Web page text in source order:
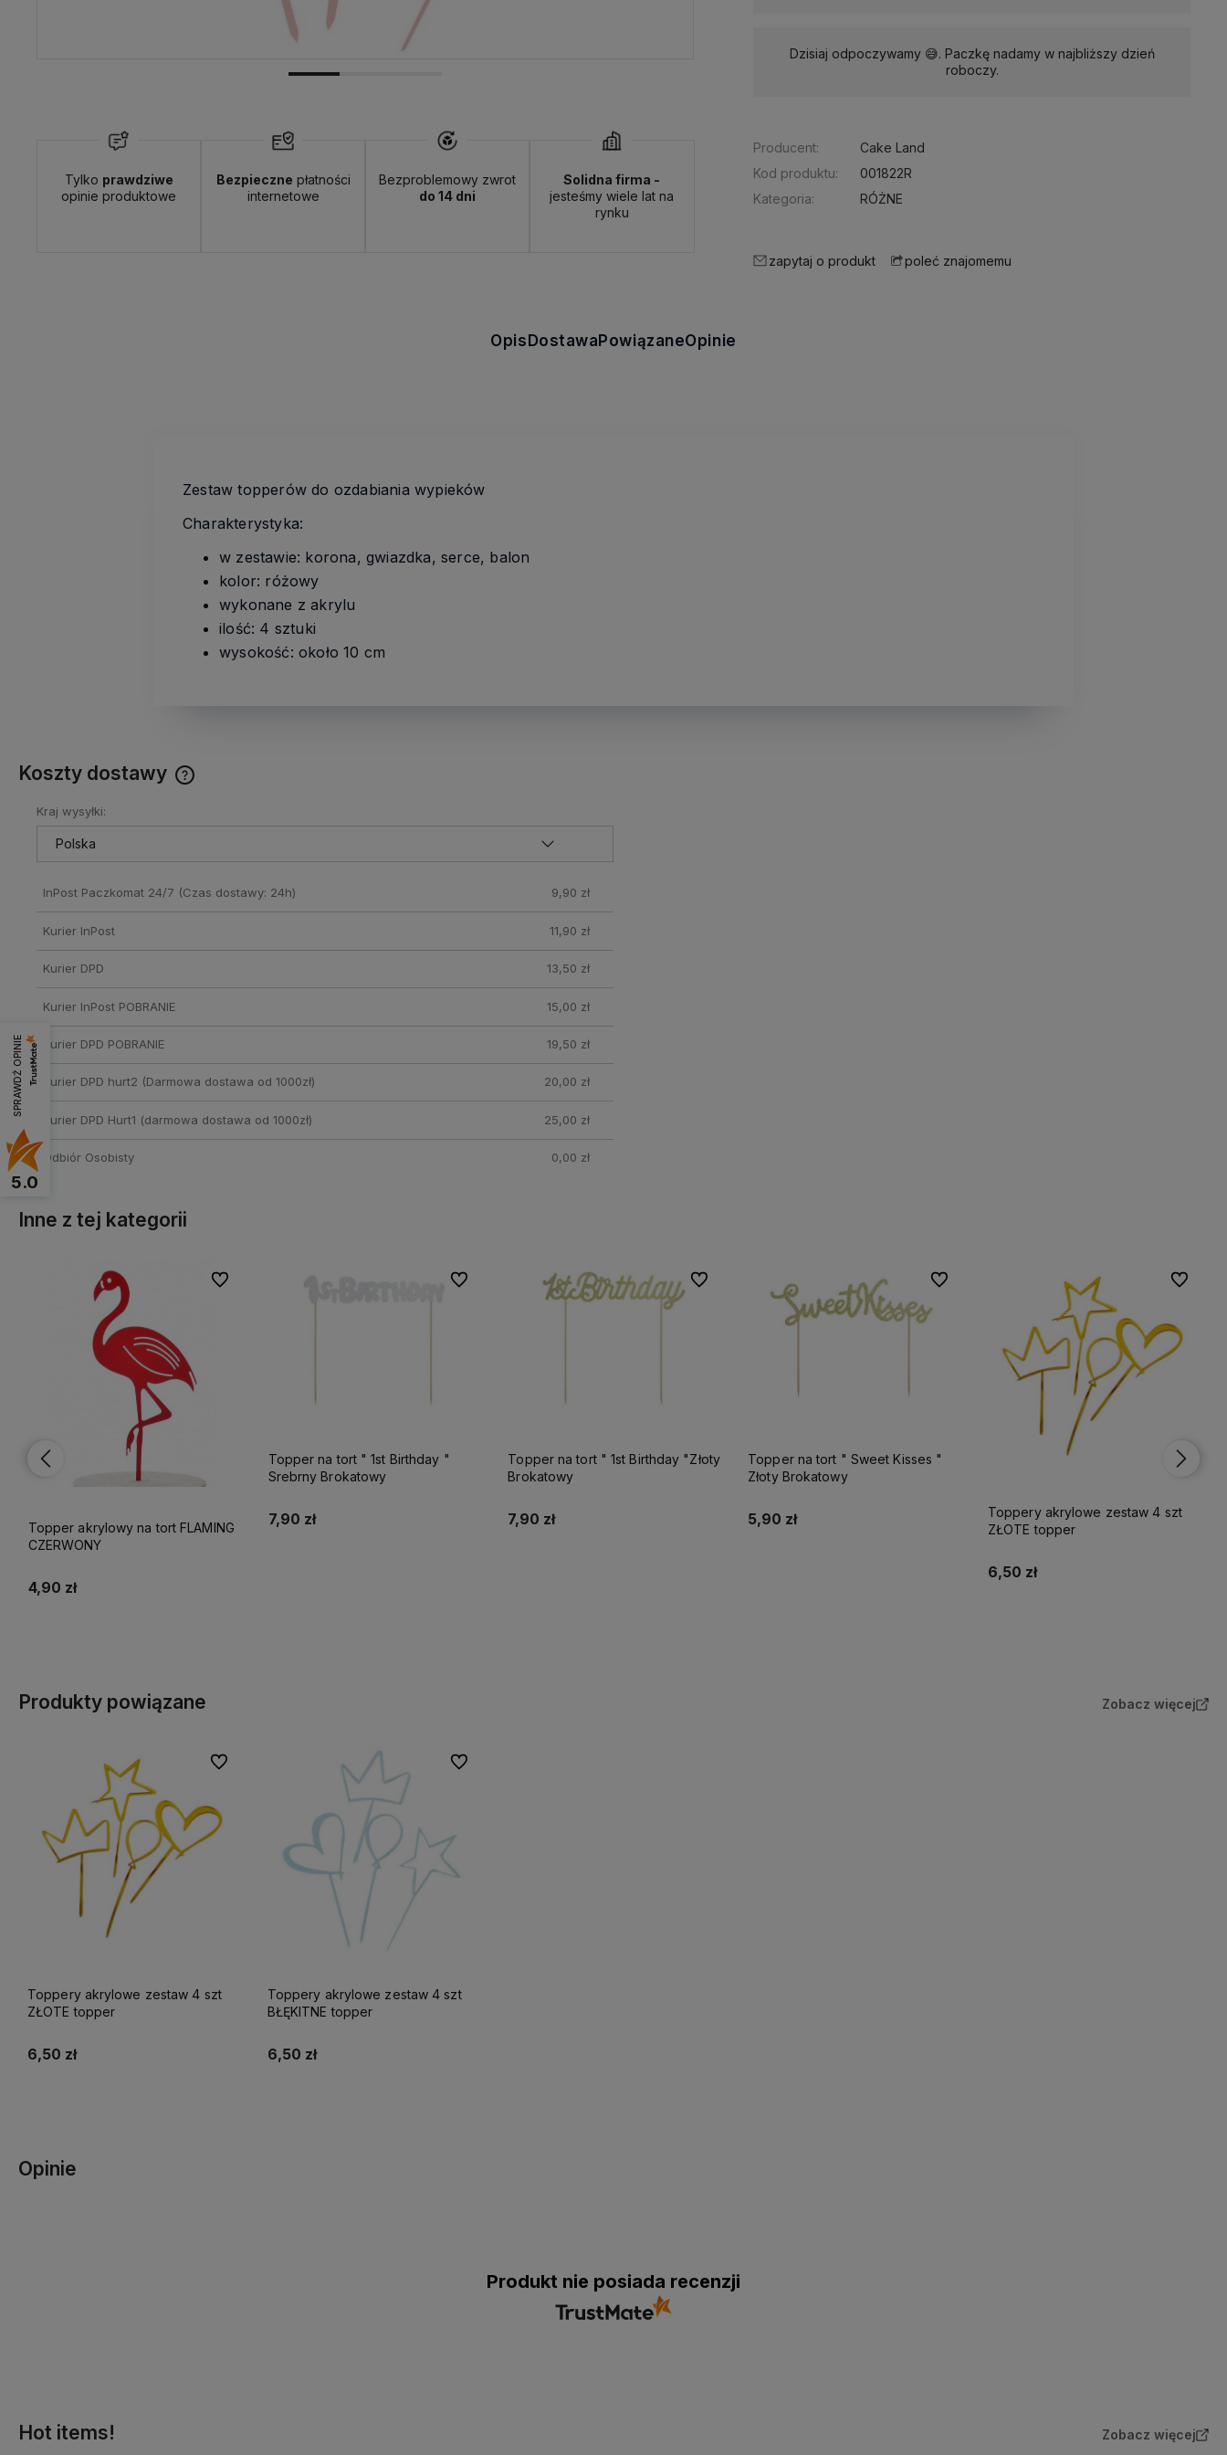
Tylko prawdziwe
opinie produktowe
Bezpieczne płatności
internetowe
Bezproblemowy zwrot
do 14 dni
Solidna firma -
jesteśmy wiele lat na
rynku
Dzisiaj odpoczywamy 😅. Paczkę nadamy w najbliższy dzień
roboczy.
Producent:
Cake Land
Kod produktu:
001822R
Kategoria:
RÓŻNE
zapytaj o produkt poleć znajomemu
OpisDostawaPowiązaneOpinie
Zestaw topperów do ozdabiania wypieków
Charakterystyka:
w zestawie: korona, gwiazdka, serce, balon
kolor: różowy
wykonane z akrylu
ilość: 4 sztuki
wysokość: około 10 cm
Koszty dostawy
Kraj wysyłki:
InPost Paczkomat 24/7 (Czas dostawy: 24h) 9,90 zł
Kurier InPost 11,90 zł
Kurier DPD 13,50 zł
Kurier InPost POBRANIE 15,00 zł
Kurier DPD POBRANIE 19,50 zł
Kurier DPD hurt2 (Darmowa dostawa od 1000zł) 20,00 zł
Kurier DPD Hurt1 (darmowa dostawa od 1000zł) 25,00 zł
Odbiór Osobisty 0,00 zł
Inne z tej kategorii
Topper akrylowy na tort FLAMING
CZERWONY
4,90 zł
Do ulubionych
Do ulubionych
Topper na tort " 1st Birthday "
Srebrny Brokatowy
7,90 zł
Do ulubionych
Do ulubionych
Topper na tort " 1st Birthday "Złoty
Brokatowy
7,90 zł
Do ulubionych
Do ulubionych
Topper na tort " Sweet Kisses "
Złoty Brokatowy
5,90 zł
Do ulubionych
Do ulubionych
Toppery akrylowe zestaw 4 szt
ZŁOTE topper
6,50 zł
Do
Do
Produkty powiązane Zobacz więcej
Toppery akrylowe zestaw 4 szt
ZŁOTE topper
6,50 zł
Do ulubionych
Toppery akrylowe zestaw 4 szt
BŁĘKITNE topper
6,50 zł
Do ulubionych
Opinie
Produkt nie posiada recenzji
Hot items! Zobacz więcej
SPRAWDŹ OPINIE
5.0